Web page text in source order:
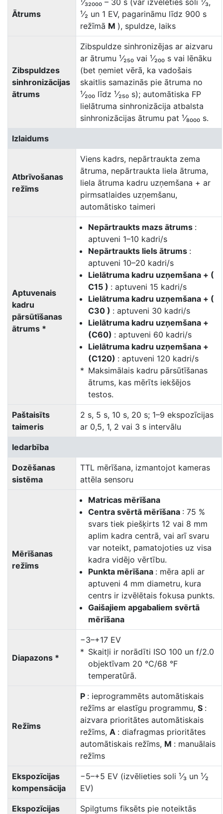
Ātrums
¹⁄₃₂₀₀₀ – 30 s (var izvēlēties soli ¹⁄₃,
¹⁄₂ un 1 EV, pagarināmu līdz 900 s
režīmā M ), spuldze, laiks
Zibspuldzes
sinhronizācijas
ātrums
Zibspuldze sinhronizējas ar aizvaru
ar ātrumu ¹⁄₂₅₀ vai ¹⁄₂₀₀ s vai lēnāku
(bet ņemiet vērā, ka vadošais
skaitlis samazinās pie ātruma no
¹⁄₂₀₀ līdz ¹⁄₂₅₀ s); automātiska FP
lielātruma sinhronizācija atbalsta
sinhronizācijas ātrumu pat ¹⁄₈₀₀₀ s.
Izlaidums
Atbrīvošanas
režīms
Viens kadrs, nepārtraukta zema
ātruma, nepārtraukta liela ātruma,
liela ātruma kadru uzņemšana + ar
pirmsatlaides uzņemšanu,
automātisko taimeri
Aptuvenais
kadru
pārsūtīšanas
ātrums *
Nepārtraukts mazs ātrums :
aptuveni 1–10 kadri/s
Nepārtraukts liels ātrums :
aptuveni 10–20 kadri/s
Lielātruma kadru uzņemšana + (
C15 ) : aptuveni 15 kadri/s
Lielātruma kadru uzņemšana + (
C30 ) : aptuveni 30 kadri/s
Lielātruma kadru uzņemšana +
(C60) : aptuveni 60 kadri/s
Lielātruma kadru uzņemšana +
(C120) : aptuveni 120 kadri/s
Maksimālais kadru pārsūtīšanas
ātrums, kas mērīts iekšējos
testos.
Paštaisīts
taimeris
2 s, 5 s, 10 s, 20 s; 1–9 ekspozīcijas
ar 0,5, 1, 2 vai 3 s intervālu
Iedarbība
Dozēšanas
sistēma
TTL mērīšana, izmantojot kameras
attēla sensoru
Mērīšanas
režīms
Matricas mērīšana
Centra svērtā mērīšana : 75 %
svars tiek piešķirts 12 vai 8 mm
aplim kadra centrā, vai arī svaru
var noteikt, pamatojoties uz visa
kadra vidējo vērtību.
Punkta mērīšana : mēra apli ar
aptuveni 4 mm diametru, kura
centrs ir izvēlētais fokusa punkts.
Gaišajiem apgabaliem svērtā
mērīšana
Diapazons *
−3–+17 EV
Skaitļi ir norādīti ISO 100 un f/2.0
objektīvam 20 °C/68 °F
temperatūrā.
Režīms
P : ieprogrammēts automātiskais
režīms ar elastīgu programmu, S :
aizvara prioritātes automātiskais
režīms, A : diafragmas prioritātes
automātiskais režīms, M : manuālais
režīms
Ekspozīcijas
kompensācija
−5–+5 EV (izvēlieties soli ¹⁄₃ un ¹⁄₂
EV)
Ekspozīcijas
Spilgtums fiksēts pie noteiktās